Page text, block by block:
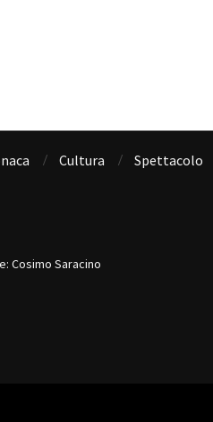
Cultura Spettacolo
Cosimo Saracino